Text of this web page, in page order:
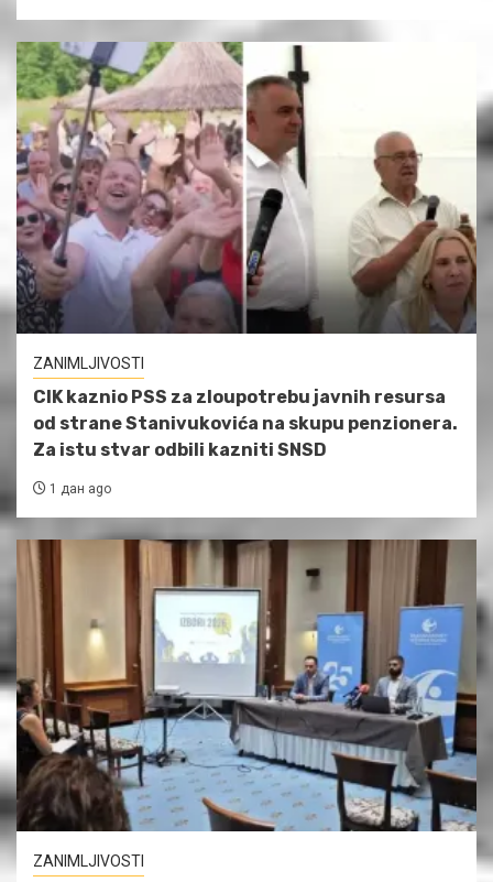
ZANIMLJIVOSTI
CIK kaznio PSS za zloupotrebu javnih resursa
od strane Stanivukovića na skupu penzionera.
Za istu stvar odbili kazniti SNSD
1 дан ago
ZANIMLJIVOSTI